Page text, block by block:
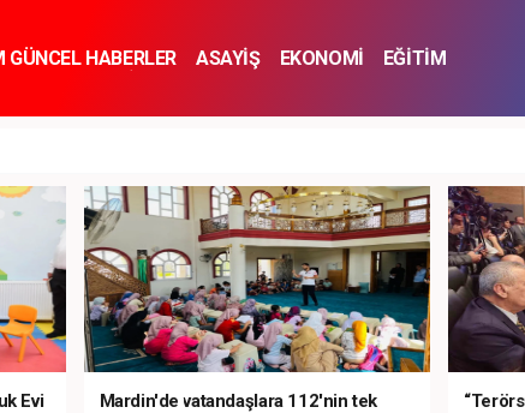
GÜNCEL HABERLER ASAYİŞ EKONOMİ
EĞİTİM
Evi
Mardin'de vatandaşlara 112'nin tek